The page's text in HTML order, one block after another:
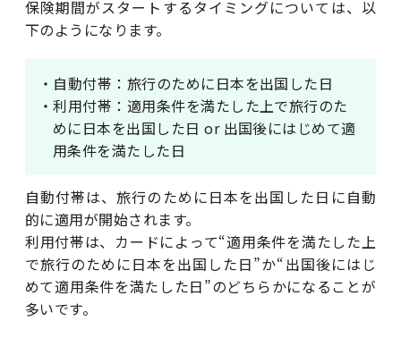
保険期間がスタートするタイミングについては、以
下のようになります。
・自動付帯：旅行のために日本を出国した日
・利用付帯：適用条件を満たした上で旅行のた
めに日本を出国した日 or 出国後にはじめて適
用条件を満たした日
自動付帯は、旅行のために日本を出国した日に自動
的に適用が開始されます。
利用付帯は、カードによって“適用条件を満たした上
で旅行のために日本を出国した日”か“出国後にはじ
めて適用条件を満たした日”のどちらかになることが
多いです。